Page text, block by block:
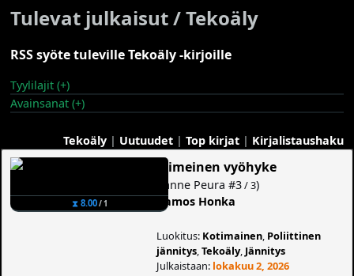
Tulevat julkaisut / Tekoäly
RSS syöte tuleville Tekoäly -kirjoille
Tyylilajit (+)
Avainsanat (+)
Tekoäly| Uutuudet| Top kirjat| Kirjalistaushaku
⧗ 8.00/ 1
Viimeinen vyöhyke
Janne Peura #3/ 3)
Aamos Honka
Luokitus: Kotimainen Poliittinen
jännitys ,Tekoäly, Jännitys
Julkaistaan: lokakuu 2, 2026